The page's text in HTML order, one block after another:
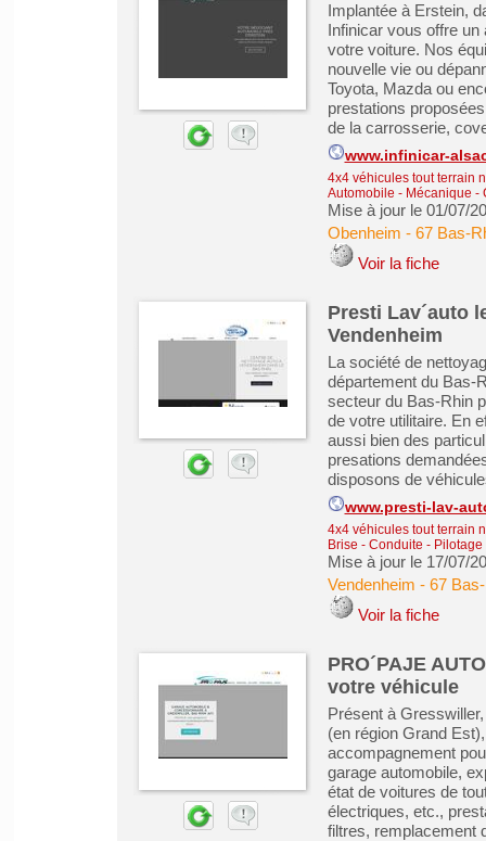
Implantée à Erstein,
Infinicar vous offre
votre voiture. Nos
nouvelle vie ou
Toyota, Mazda ou
prestations
de la carrosserie,
www.infinicar-
4x4 véhicules tout terrain
Automobile - Mécanique -
Mise à jour le 01/07/
Obenheim - 67 Bas-
Voir la fiche
Presti Lav´auto
Vendenheim
La société de
département du Bas-
secteur du Bas-Rhin
de votre utilitaire. En
aussi bien des
presations
disposons de
www.presti-lav-
4x4 véhicules tout terrain
Brise - Conduite - Pilotage
Mise à jour le 17/07/
Vendenheim - 67
Voir la fiche
PRO´PAJE
votre véhicule
Présent à
(en région Grand
accompagnement
garage automobile,
état de voitures de
électriques, etc.,
filtres, remplacement